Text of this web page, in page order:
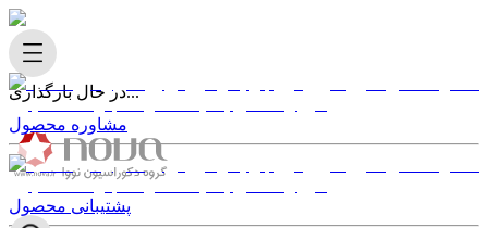
در حال بارگذاری...
مشاوره محصول
پشتیبانی محصول